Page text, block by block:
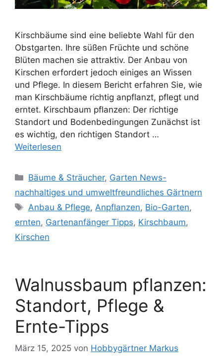
Kirschbäume sind eine beliebte Wahl für den
Obstgarten. Ihre süßen Früchte und schöne
Blüten machen sie attraktiv. Der Anbau von
Kirschen erfordert jedoch einiges an Wissen
und Pflege. In diesem Bericht erfahren Sie, wie
man Kirschbäume richtig anpflanzt, pflegt und
erntet. Kirschbaum pflanzen: Der richtige
Standort und Bodenbedingungen Zunächst ist
es wichtig, den richtigen Standort …
Weiterlesen
Kategorien
Bäume & Sträucher, Garten News-
nachhaltiges und umweltfreundliches Gärtnern
Schlagwörter
Anbau & Pflege, Anpflanzen, Bio-Garten,
ernten, Gartenanfänger Tipps​, Kirschbaum,
Kirschen
Walnussbaum pflanzen:
Standort, Pflege &
Ernte-Tipps
März 15, 2025 von Hobbygärtner Markus